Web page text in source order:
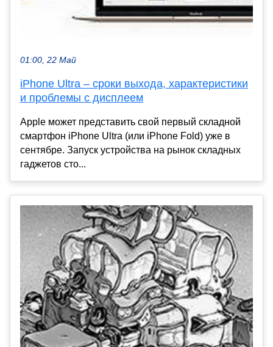
01:00, 22 Май
iPhone Ultra – сроки выхода, характеристики
и проблемы c дисплеем
Apple может представить свой первый складной
смартфон iPhone Ultra (или iPhone Fold) уже в
сентябре. Запуск устройства на рынок складных
гаджетов сто...